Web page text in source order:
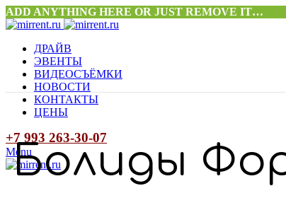
ADD ANYTHING HERE OR JUST REMOVE IT…
ДРАЙВ
ЭВЕНТЫ
ВИДЕОСЪЁМКИ
НОВОСТИ
КОНТАКТЫ
ЦЕНЫ
+7 993 263-30-07
Menu
Болиды